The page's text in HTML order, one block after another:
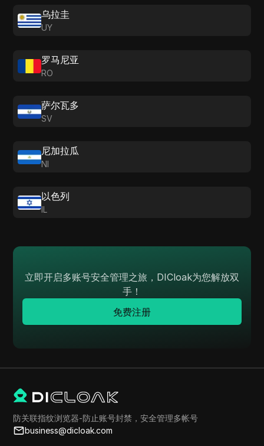
乌拉圭
UY
罗马尼亚
RO
萨尔瓦多
SV
尼加拉瓜
NI
以色列
IL
立即开启多账号安全管理之旅，DICloak为您解放双
手！
免费注册
防关联指纹浏览器-防止账号封禁，安全管理多帐号
business@dicloak.com